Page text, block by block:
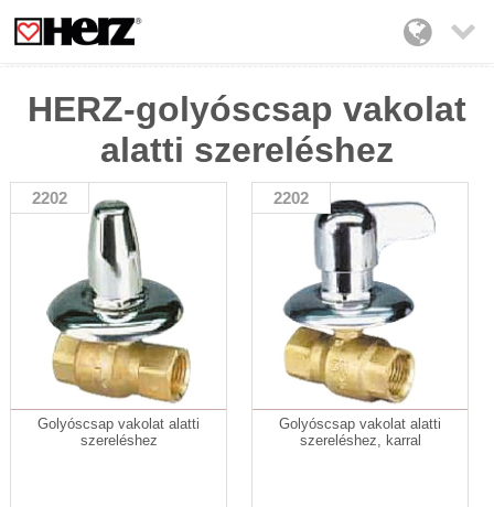

HERZ-golyóscsap vakolat
alatti szereléshez
2202
Golyóscsap vakolat alatti
szereléshez
2202
Golyóscsap vakolat alatti
szereléshez, karral